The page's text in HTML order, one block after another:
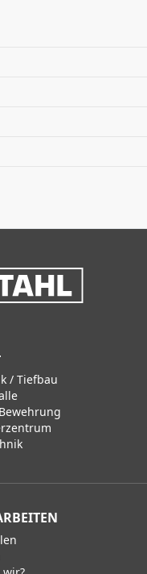
/ Tiefbau